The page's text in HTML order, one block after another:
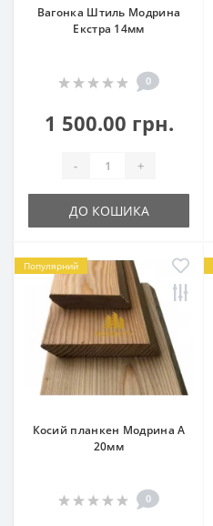
Вагонка Штиль Модрина
Екстра 14мм
0
1 500.00 грн.
- +
ДО КОШИКА
Популярний
Косий планкен Модрина А
20мм
0